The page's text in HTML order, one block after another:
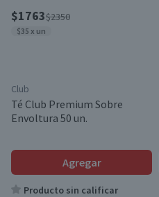
$1763$2350
$35 x un
Club
Té Club Premium Sobre
Envoltura 50 un.
Agregar
Producto sin calificar